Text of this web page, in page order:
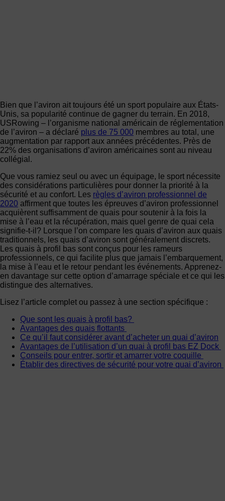
Bien que l’aviron ait toujours été un sport populaire aux États-
Unis, sa popularité continue de gagner du terrain. En 2018,
USRowing – l’organisme national américain de réglementation
de l’aviron – a déclaré plus de 75 000 membres au total, une
augmentation par rapport aux années précédentes. Près de
22% des organisations d’aviron américaines sont au niveau
collégial.
Que vous ramiez seul ou avec un équipage, le sport nécessite
des considérations particulières pour donner la priorité à la
sécurité et au confort. Les règles d’aviron professionnel de
2020 affirment que toutes les épreuves d’aviron professionnel
acquièrent suffisamment de quais pour soutenir à la fois la
mise à l’eau et la récupération, mais quel genre de quai cela
signifie-t-il? Lorsque l’on compare les quais d’aviron aux quais
traditionnels, les quais d’aviron sont généralement discrets.
Les quais à profil bas sont conçus pour les rameurs
professionnels, ce qui facilite plus que jamais l’embarquement,
la mise à l’eau et le retour pendant les événements. Apprenez-
en davantage sur cette option d’amarrage spéciale et ce qui les
distingue des alternatives.
Lisez l’article complet ou passez à une section spécifique :
Que sont les quais à profil bas?
Avantages des quais flottants
Ce qu’il faut considérer avant d’acheter un quai d’aviron
Avantages de l’utilisation d’un quai à profil bas EZ Dock
Conseils pour entrer, sortir et amarrer votre coquille
Établir des directives de sécurité pour votre quai d’aviron